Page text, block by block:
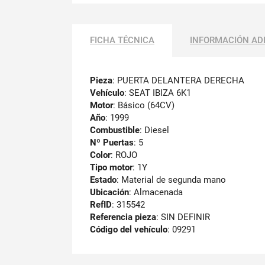
FICHA TÉCNICA INFORMACIÓN
Pieza: PUERTA DELANTERA DERECHA
Vehículo: SEAT IBIZA 6K1
Motor: Básico (64CV)
Año: 1999
Combustible: Diesel
Nº Puertas: 5
Color: ROJO
Tipo motor: 1Y
Estado: Material de segunda mano
Ubicación: Almacenada
RefID: 315542
Referencia pieza: SIN DEFINIR
Código del vehículo: 09291